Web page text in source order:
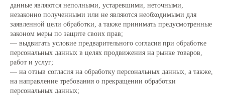
данные являются неполными, устаревшими, неточными,
незаконно полученными или не являются необходимыми для
заявленной цели обработки, а также принимать предусмотренные
законом меры по защите своих прав;
— выдвигать условие предварительного согласия при обработке
персональных данных в целях продвижения на рынке товаров,
работ и услуг;
— на отзыв согласия на обработку персональных данных, а также,
на направление требования о прекращении обработки
персональных данных;